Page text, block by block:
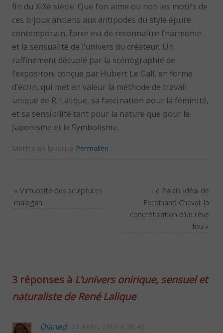
fin du XIXè siècle. Que l’on aime ou non les motifs de
ces bijoux anciens aux antipodes du style épuré
contemporain, force est de reconnaître l’harmonie
et la sensualité de l’univers du créateur. Un
raffinement décuplé par la scénographie de
l’expositon, conçue par Hubert Le Gall, en forme
d’écrin, qui met en valeur la méthode de travail
unique de R. Lalique, sa fascination pour la féminité,
et sa sensibilité tant pour la nature que pour le
Japonisme et le Symbolisme.
Mettre en favori le Permalien.
« Virtuosité des sculptures
malagan
Le Palais Idéal de
Ferdinand Cheval: la
concrétisation d’un rêve
fou »
3 réponses à L’univers onirique, sensuel et
naturaliste de René Lalique
Dianed 22 AVRIL 2007 À 20:43